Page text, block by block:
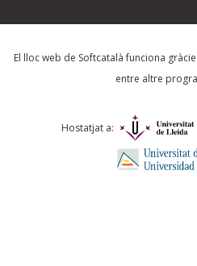
Què proposeu?
Comentari *
El lloc web de Softcatalà funciona
entre altre
Hostatjat a: